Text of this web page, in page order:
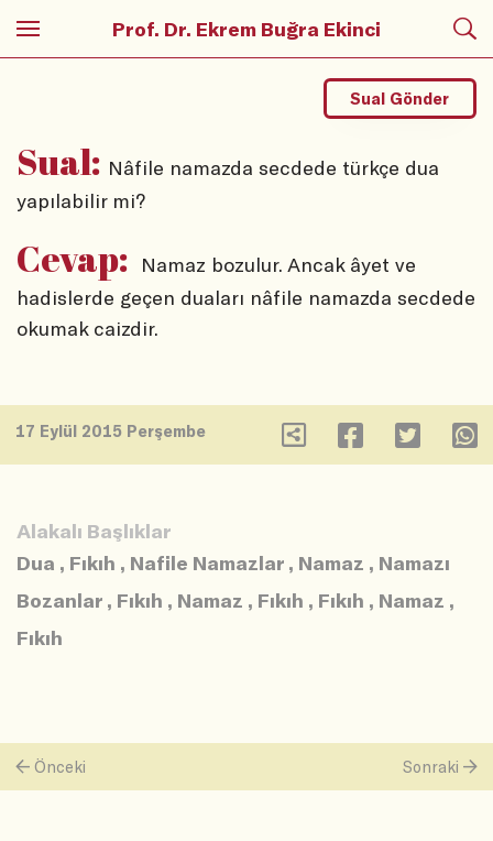
Prof. Dr. Ekrem Buğra Ekinci
Sual: Nâfile namazda secdede türkçe dua
yapılabilir mi?
Sual Gönder
Cevap:
Namaz bozulur. Ancak âyet ve
hadislerde geçen duaları nâfile namazda secdede
okumak caizdir.
17 Eylül 2015 Perşembe
Alakalı Başlıklar
Dua , Fıkıh , Nafile Namazlar , Namaz , Namazı
Bozanlar , Fıkıh , Namaz , Fıkıh , Fıkıh , Namaz ,
Fıkıh
Önceki Sonraki